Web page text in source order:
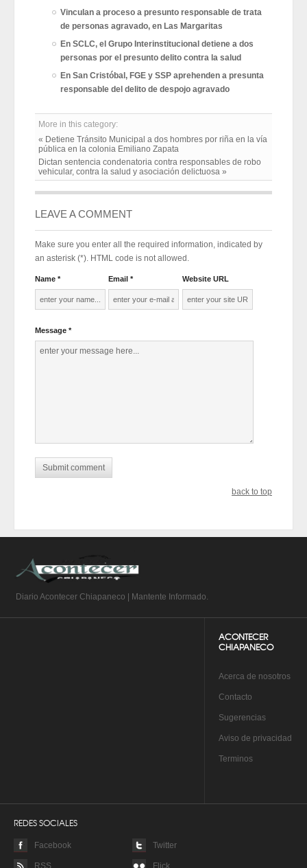
Vinculan a proceso a presunto responsable de trata
de personas agravado, en Las Margaritas
En SCLC, el Grupo Interinstitucional detiene a dos
personas por el presunto delito contra la salud
En San Cristóbal, FGE y SSP aprehenden a presunta
responsable del delito de despojo agravado
More in this category:
« Detiene Tránsito Municipal a dos hombres por riña en la vía
pública en la colonia Emiliano Zapata
Dictan sentencia condenatoria contra responsables de robo
vehicular, contra la salud y asociación delictuosa »
LEAVE A COMMENT
Make sure you enter all the required information, indicated by
an asterisk (*). HTML code is not allowed.
Name * Email * Website URL
Message *
back to top
Diario Acontecer Chiapaneco | Mantente Informado.
ACONTECER
CHIAPANECO
Acerca de nosotros
Contacto
Sugerencias
Aviso de privacidad
Terminos
REDES SOCIALES
Facebook Twitter
RSS Flick